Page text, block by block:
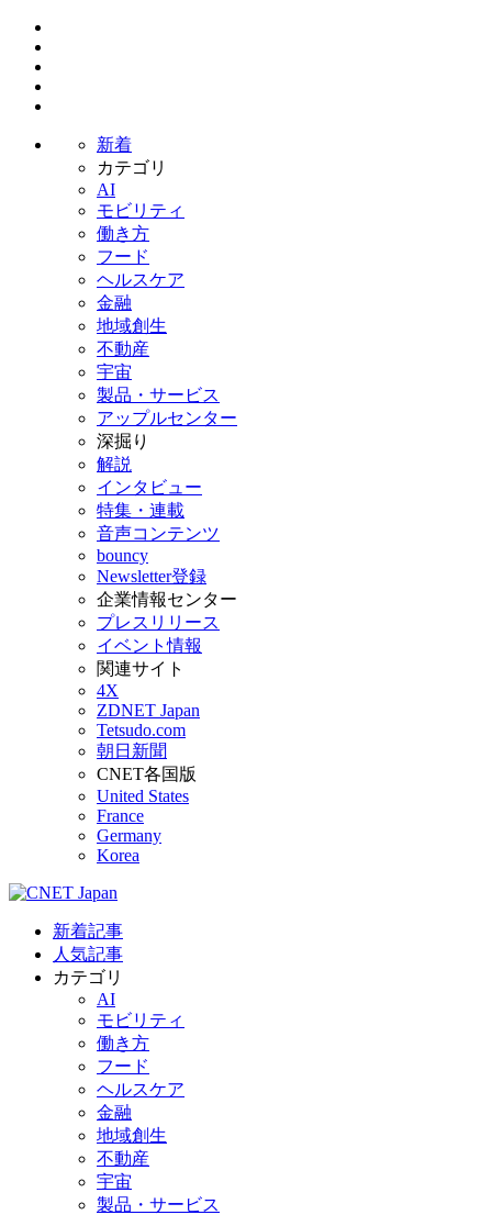
新着
カテゴリ
AI
モビリティ
働き方
フード
ヘルスケア
金融
地域創生
不動産
宇宙
製品・サービス
アップルセンター
深掘り
解説
インタビュー
特集・連載
音声コンテンツ
bouncy
Newsletter登録
企業情報センター
プレスリリース
イベント情報
関連サイト
4X
ZDNET Japan
Tetsudo.com
朝日新聞
CNET各国版
United States
France
Germany
Korea
新着記事
人気記事
カテゴリ
AI
モビリティ
働き方
フード
ヘルスケア
金融
地域創生
不動産
宇宙
製品・サービス